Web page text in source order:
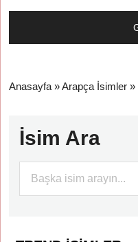
Anasayfa »Arapça İsimler »
İsim Ara